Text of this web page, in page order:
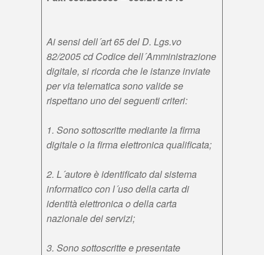
Ai sensi dell´art 65 del D. Lgs.vo
82/2005 cd Codice dell´Amministrazione
digitale, si ricorda che le istanze inviate
per via telematica sono valide se
rispettano uno dei seguenti criteri:
1. Sono sottoscritte mediante la firma
digitale o la firma elettronica qualificata;
2. L´autore è identificato dal sistema
informatico con l´uso della carta di
identità elettronica o della carta
nazionale dei servizi;
3. Sono sottoscritte e presentate